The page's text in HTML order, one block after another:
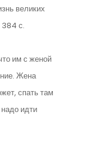
великих
384 с.
им с женой
Жена
спать там
идти